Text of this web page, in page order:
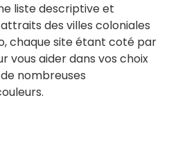
liste descriptive et
des villes coloniales
chaque site étant coté par
vous aider dans vos choix
nombreuses